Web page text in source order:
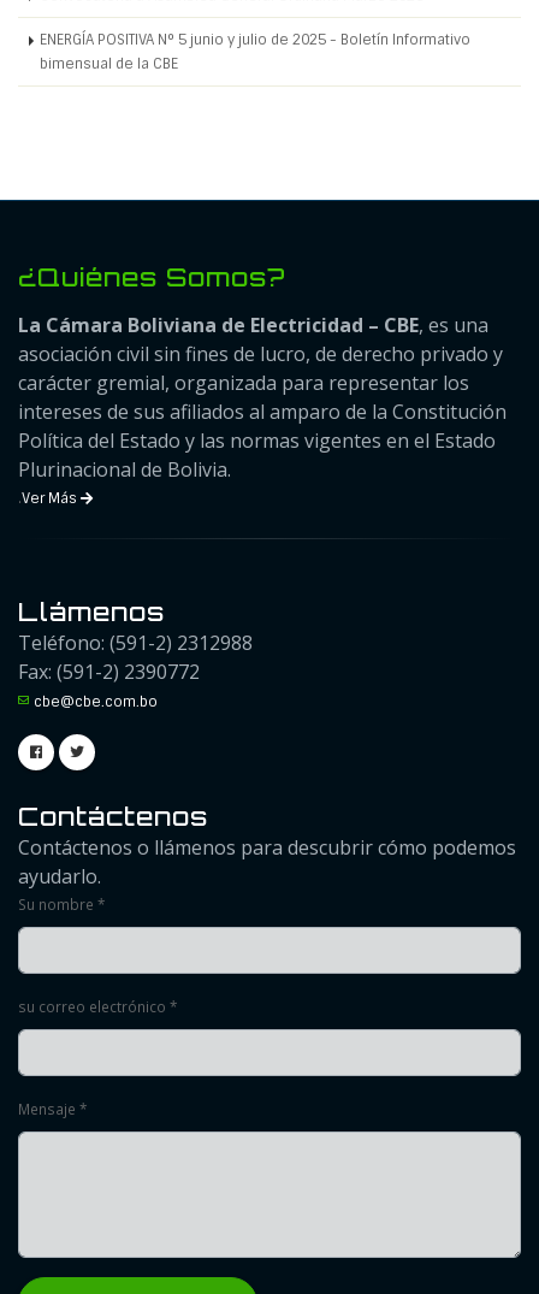
ENERGÍA POSITIVA N° 5 junio y julio de 2025 - Boletín Informativo
bimensual de la CBE
¿Quiénes Somos?
La Cámara Boliviana de Electricidad – CBE, es una
asociación civil sin fines de lucro, de derecho privado y
carácter gremial, organizada para representar los
intereses de sus afiliados al amparo de la Constitución
Política del Estado y las normas vigentes en el Estado
Plurinacional de Bolivia.
.Ver Más
Llámenos
Teléfono: (591-2) 2312988
Fax: (591-2) 2390772
cbe@cbe.com.bo
Contáctenos
Contáctenos o llámenos para descubrir cómo podemos
ayudarlo.
Su nombre *
su correo electrónico *
Mensaje *